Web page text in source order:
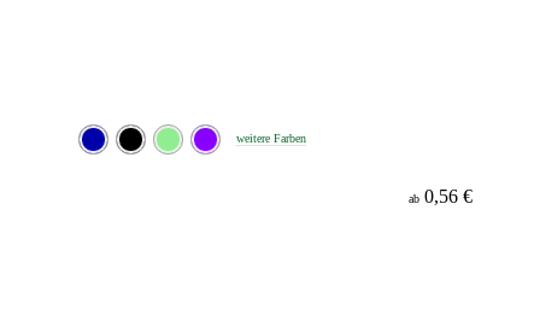
weitere Farben
ab 0,56 €